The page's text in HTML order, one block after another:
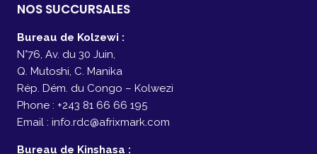
NOS SUCCURSALES
Bureau de Kolzewi :
N°76, Av. du 30 Juin,
Q. Mutoshi, C. Manika
Rép. Dém. du Congo – Kolwezi
Phone : +243 81 66 66 195
Email : info.rdc@afrixmark.com
Bureau de Kinshasa :